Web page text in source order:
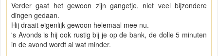
Verder gaat het gewoon zijn gangetje, niet veel bijzondere
dingen gedaan.
Hij draait eigenlijk gewoon helemaal mee nu.
's Avonds is hij ook rustig bij je op de bank, de dolle 5 minuten
in de avond wordt al wat minder.